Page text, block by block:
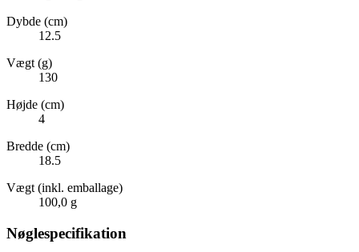
Dybde (cm)
12.5
Vægt (g)
130
Højde (cm)
4
Bredde (cm)
18.5
Vægt (inkl. emballage)
100,0 g
Nøglespecifikation